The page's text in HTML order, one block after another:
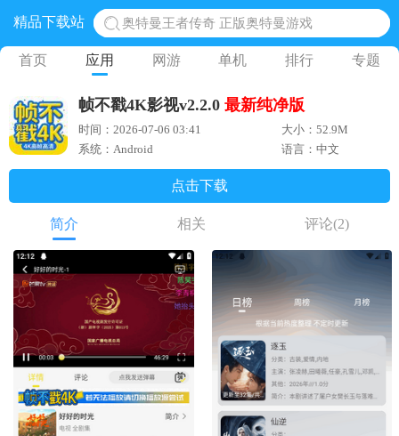
精品下载站
地铁跑酷体验服国际服 地铁跑酷体验服版本
网易光遇手游正版 点亮星空共庆周年
蛋仔派对下载 蛋仔派对体验服
奥特曼王者传奇 正版奥特曼游戏
首页 应用 网游 单机 排行 专题
帧不戳4K影视v2.2.0 最新纯净版
时间：2026-07-06 03:41
大小：52.9M
系统：Android
语言：中文
点击下载
简介 相关 评论(2)